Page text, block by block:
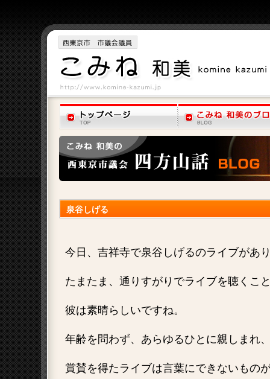
泉谷しげる
今日、吉祥寺で泉谷しげるのライブがあ
たまたま、通りすがりでライブを聴くこ
彼は素晴らしいですね。
年齢を問わず、あらゆるひとに親しまれ
賞賛を得たライブは言葉にできないもの